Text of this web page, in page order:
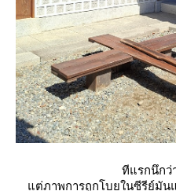
ทีแรกนึกว่
ต่ภาพการถูกโบยในซีรีย์มัน